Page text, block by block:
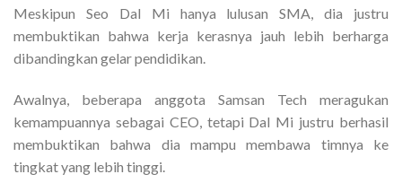
Meskipun Seo Dal Mi hanya lulusan SMA, dia justru
membuktikan bahwa kerja kerasnya jauh lebih berharga
dibandingkan gelar pendidikan.
Awalnya, beberapa anggota Samsan Tech meragukan
kemampuannya sebagai CEO, tetapi Dal Mi justru berhasil
membuktikan bahwa dia mampu membawa timnya ke
tingkat yang lebih tinggi.